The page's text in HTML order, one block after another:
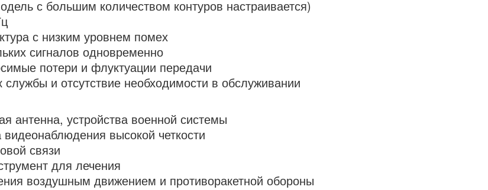
с большим количеством контуров настраивается)
с низким уровнем помех
сигналов одновременно
потери и флуктуации передачи
и отсутствие необходимости в обслуживании
антенна, устройства военной системы
высокой четкости
связи
для лечения
воздушным движением и противоракетной обороны